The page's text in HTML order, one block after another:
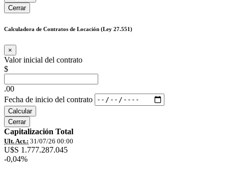
Cerrar
Calculadora de Contratos de Locación (Ley 27.551)
×
Valor inicial del contrato
$
.00
Fecha de inicio del contrato
Calcular
Cerrar
Capitalización Total
Ult. Act.: 31/07/26 00:00
U$S 1.777.287.045
-0,04%